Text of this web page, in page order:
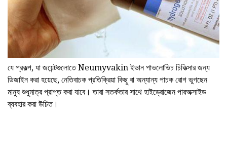
যে প্রকল্প, যা জয়েন্টগুলোতে Neumyvakin ইভান পাভলোভিচ চিকিত্সার জন্য
ডিজাইন করা হয়েছে, নেতিবাচক প্রতিক্রিয়া কিছু বা অন্যান্য পাচক রোগ ভুগছেন
মানুষ শুধুমাত্র প্রাপ্ত করা যাবে। তারা সতর্কতার সাথে হাইড্রোজেন পারঅক্সাইড
ব্যবহার করা উচিত।